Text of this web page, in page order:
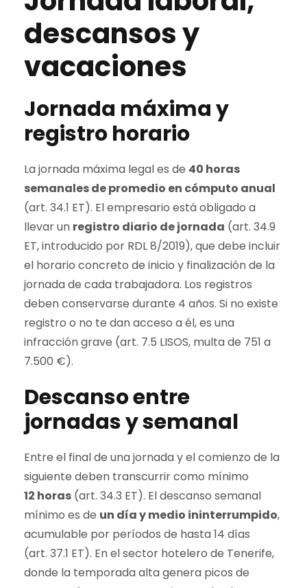
descansos y
vacaciones
Jornada máxima y
registro horario
La jornada máxima legal es de 40 horas
semanales de promedio en cómputo anual
(art. 34.1 ET). El empresario está obligado a
llevar un registro diario de jornada (art. 34.9
ET, introducido por RDL 8/2019), que debe incluir
el horario concreto de inicio y finalización de la
jornada de cada trabajadora. Los registros
deben conservarse durante 4 años. Si no existe
registro o no te dan acceso a él, es una
infracción grave (art. 7.5 LISOS, multa de 751 a
7.500 €).
Descanso entre
jornadas y semanal
Entre el final de una jornada y el comienzo de la
siguiente deben transcurrir como mínimo
12 horas (art. 34.3 ET). El descanso semanal
mínimo es de un día y medio ininterrumpido,
acumulable por períodos de hasta 14 días
(art. 37.1 ET). En el sector hotelero de Tenerife,
donde la temporada alta genera picos de